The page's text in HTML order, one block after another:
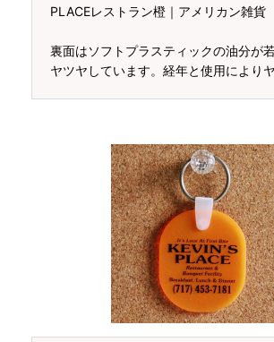
PLACEレストラン橙｜アメリカン雑貨
裏面はソフトプラスティックの油分が
ヤツヤしています。経年と使用によりヤ